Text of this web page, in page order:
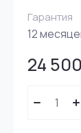
Гарантия
12
24 500